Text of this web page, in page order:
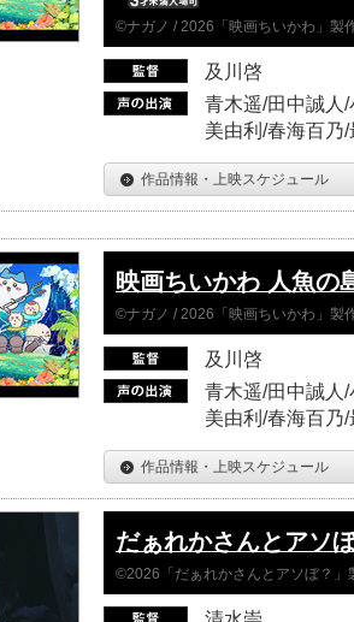
©ナガノ / 2026「映画ちいかわ」製
及川啓
青木遥/田中誠人
美由利/春海百乃
作品情報・上映スケジュール
映画ちいかわ 人魚の
©ナガノ / 2026「映画ちいかわ」製
及川啓
青木遥/田中誠人
美由利/春海百乃
作品情報・上映スケジュール
だぁれかさんとアソ
©2026「だぁれかさんとアソぼ？」